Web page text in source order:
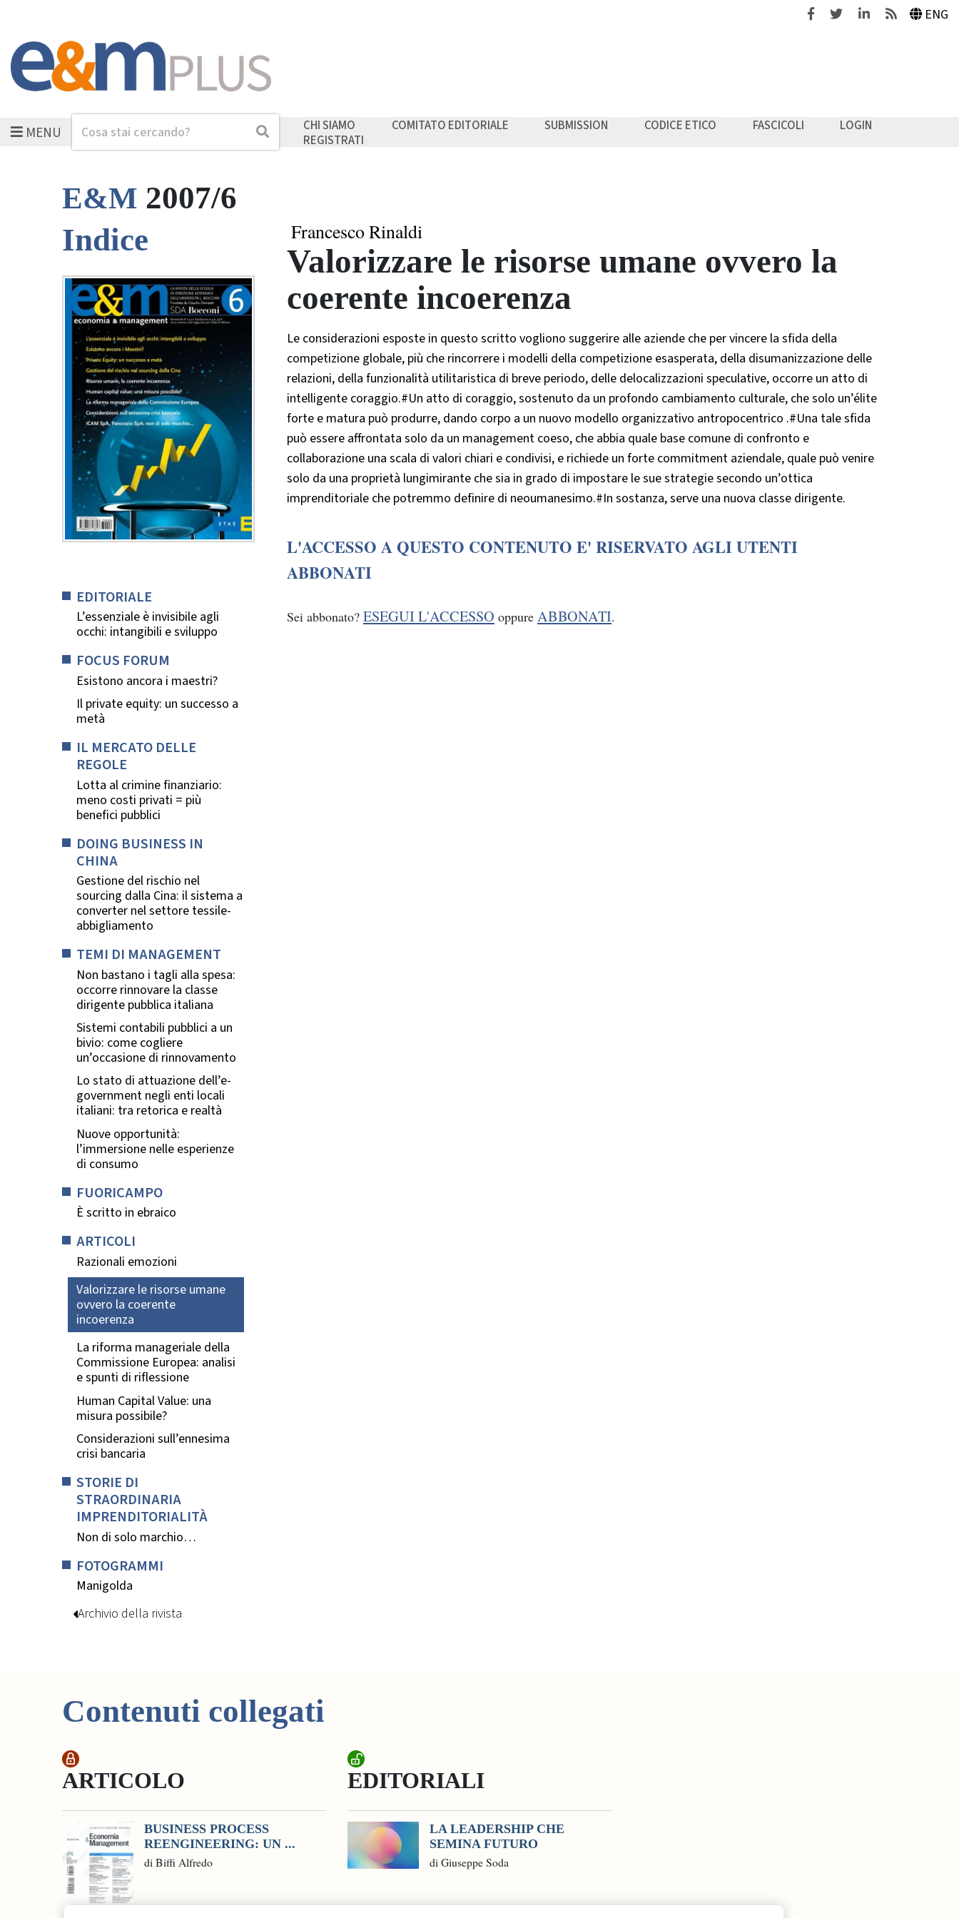
FacebookTwitterLinkedinFeeds ENG
MENUCerca Cerca CHI SIAMO COMITATO EDITORIALE SUBMISSION CODICE ETICO FASCICOLI
LOGIN
REGISTRATI
E&M 2007/6
Indice
EDITORIALE
L’essenziale è invisibile agli
occhi: intangibili e sviluppo
FOCUS FORUM
Esistono ancora i maestri?
Il private equity: un successo a
metà
IL MERCATO DELLE
REGOLE
Lotta al crimine finanziario:
meno costi privati = più
benefici pubblici
DOING BUSINESS IN
CHINA
Gestione del rischio nel
sourcing dalla Cina: il sistema a
converter nel settore tessile-
abbigliamento
TEMI DI MANAGEMENT
Non bastano i tagli alla spesa:
occorre rinnovare la classe
dirigente pubblica italiana
Sistemi contabili pubblici a un
bivio: come cogliere
un’occasione di rinnovamento
Lo stato di attuazione dell’e-
government negli enti locali
italiani: tra retorica e realtà
Nuove opportunità:
l’immersione nelle esperienze
di consumo
FUORICAMPO
È scritto in ebraico
ARTICOLI
Razionali emozioni
Valorizzare le risorse umane
ovvero la coerente
incoerenza
La riforma manageriale della
Commissione Europea: analisi
e spunti di riflessione
Human Capital Value: una
misura possibile?
Considerazioni sull’ennesima
crisi bancaria
STORIE DI
STRAORDINARIA
IMPRENDITORIALITÀ
Non di solo marchio…
FOTOGRAMMI
Manigolda
Archivio della rivista
Francesco Rinaldi
Valorizzare le risorse umane ovvero la
coerente incoerenza
Le considerazioni esposte in questo scritto vogliono suggerire alle aziende che per vincere la sfida della
competizione globale, più che rincorrere i modelli della competizione esasperata, della disumanizzazione delle
relazioni, della funzionalità utilitaristica di breve periodo, delle delocalizzazioni speculative, occorre un atto di
intelligente coraggio.#Un atto di coraggio, sostenuto da un profondo cambiamento culturale, che solo un’élite
forte e matura può produrre, dando corpo a un nuovo modello organizzativo antropocentrico .#Una tale sfida
può essere affrontata solo da un management coeso, che abbia quale base comune di confronto e
collaborazione una scala di valori chiari e condivisi, e richiede un forte commitment aziendale, quale può venire
solo da una proprietà lungimirante che sia in grado di impostare le sue strategie secondo un’ottica
imprenditoriale che potremmo definire di neoumanesimo.#In sostanza, serve una nuova classe dirigente.
L'ACCESSO A QUESTO CONTENUTO E' RISERVATO AGLI UTENTI
ABBONATI
Sei abbonato? ESEGUI L'ACCESSO oppure ABBONATI.
Contenuti collegati
ARTICOLO
BUSINESS PROCESS
REENGINEERING: UN ...
di Biffi Alfredo
EDITORIALI
LA LEADERSHIP CHE
SEMINA FUTURO
di Giuseppe Soda